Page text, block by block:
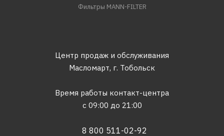
Фильтры MANN-FILTER
Центр продаж и обслуживания
Масломарт, г. Тобольск
Время работы контакт-центра
с 09:00 до 21:00
8 800 511-02-92